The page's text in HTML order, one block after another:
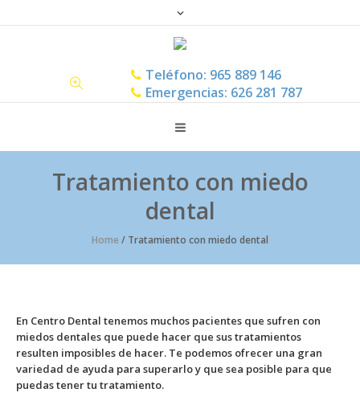
Teléfono: 965 889 146
Emergencias: 626 281 787
Tratamiento con miedo
dental
Home / Tratamiento con miedo dental
En Centro Dental tenemos muchos pacientes que sufren con
miedos dentales que puede hacer que sus tratamientos
resulten imposibles de hacer. Te podemos ofrecer una gran
variedad de ayuda para superarlo y que sea posible para que
puedas tener tu tratamiento.